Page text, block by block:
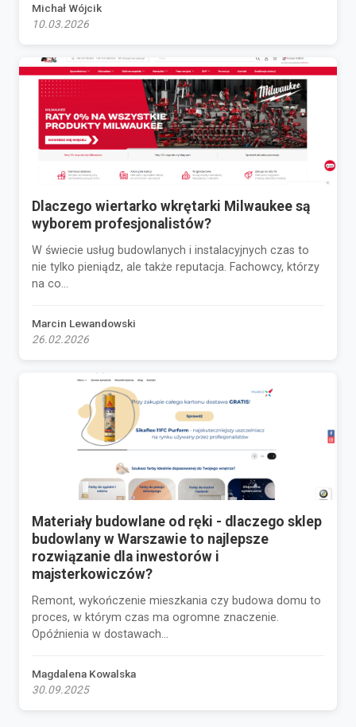
Michał Wójcik
10.03.2026
Dlaczego wiertarko wkrętarki Milwaukee są
wyborem profesjonalistów?
W świecie usług budowlanych i instalacyjnych czas to
nie tylko pieniądz, ale także reputacja. Fachowcy, którzy
na co...
Marcin Lewandowski
26.02.2026
Materiały budowlane od ręki - dlaczego sklep
budowlany w Warszawie to najlepsze
rozwiązanie dla inwestorów i
majsterkowiczów?
Remont, wykończenie mieszkania czy budowa domu to
proces, w którym czas ma ogromne znaczenie.
Opóźnienia w dostawach...
Magdalena Kowalska
30.09.2025